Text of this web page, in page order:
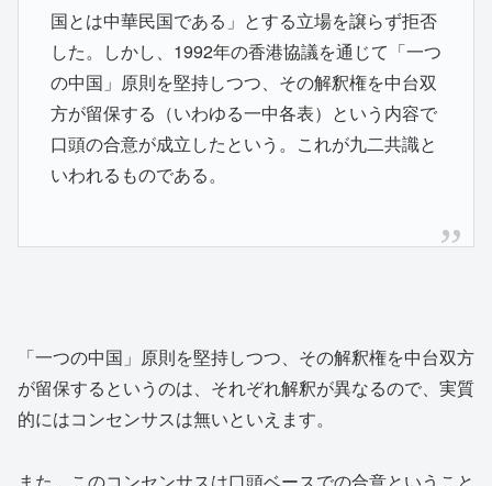
国とは中華民国である」とする立場を譲らず拒否
した。しかし、1992年の香港協議を通じて「一つ
の中国」原則を堅持しつつ、その解釈権を中台双
方が留保する（いわゆる一中各表）という内容で
口頭の合意が成立したという。これが九二共識と
いわれるものである。
「一つの中国」原則を堅持しつつ、その解釈権を中台双方
が留保するというのは、それぞれ解釈が異なるので、実質
的にはコンセンサスは無いといえます。
また、このコンセンサスは口頭ベースでの合意ということ